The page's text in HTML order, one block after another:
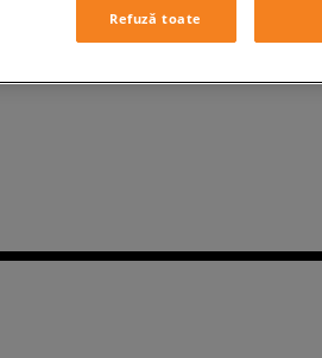
Refuză toate